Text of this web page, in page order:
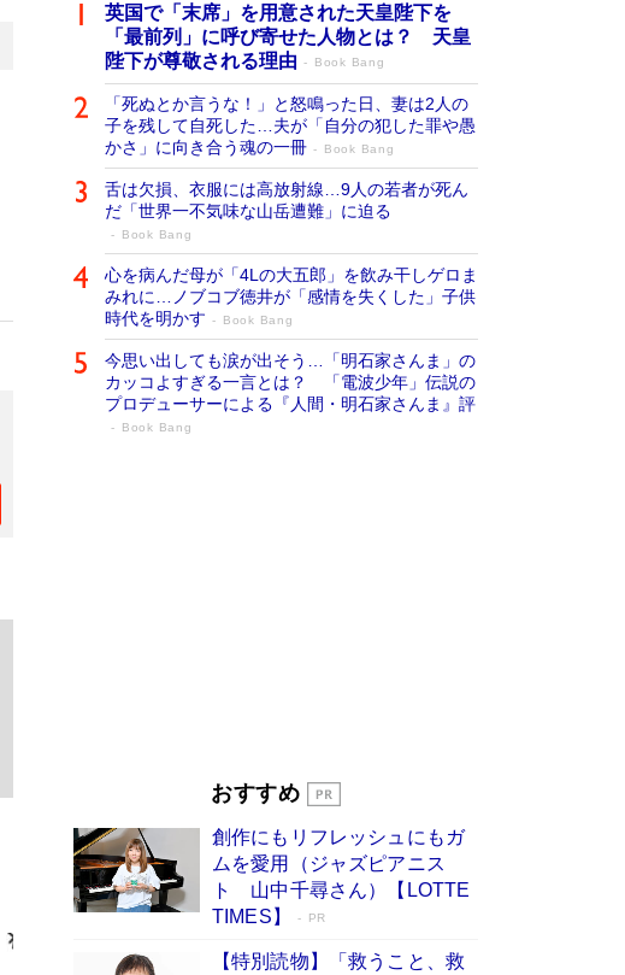
英国で「末席」を用意された天皇陛下を
「最前列」に呼び寄せた人物とは？ 天皇
陛下が尊敬される理由
Book Bang
「死ぬとか言うな！」と怒鳴った日、妻は2人の
子を残して自死した…夫が「自分の犯した罪や愚
かさ」に向き合う魂の一冊
Book Bang
舌は欠損、衣服には高放射線…9人の若者が死ん
だ「世界一不気味な山岳遭難」に迫る
Book Bang
心を病んだ母が「4Lの大五郎」を飲み干しゲロま
みれに…ノブコブ徳井が「感情を失くした」子供
時代を明かす
Book Bang
今思い出しても涙が出そう…「明石家さんま」の
カッコよすぎる一言とは？ 「電波少年」伝説の
プロデューサーによる『人間・明石家さんま』評
Book Bang
開発への関心を押し上げた18年の物語に幕 特装
Book Bang
「不意に涙が出そうに…」高嶋政伸が明かし
た“13歳の娘を暴行する役”への葛藤 インティマ
シーコーディネーターに支えられたNHK『大奥』
おすすめ
創作にもリフレッシュにもガ
ムを愛用（ジャズピアニス
ト 山中千尋さん）【LOTTE
TIMES】
PR
【特別読物】「救うこと、救